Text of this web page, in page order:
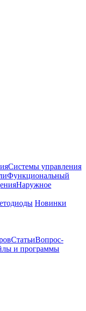
Системы управления
Функциональный
Наружное
Новинки
СтатьиВопрос-
и программы